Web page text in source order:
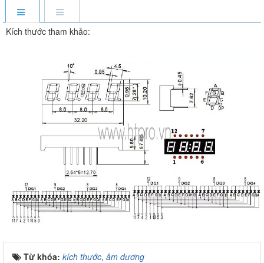
Kích thước tham khảo:
Từ khóa: kích thước, âm dương